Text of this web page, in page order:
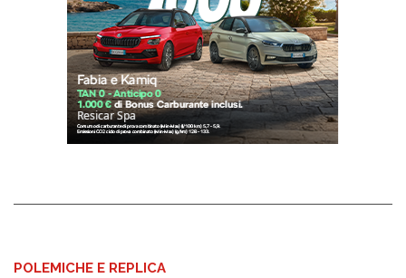
POLEMICHE E REPLICA